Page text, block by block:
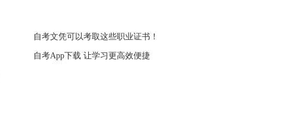
自考文凭可以考取这些职业证书！
自考App下载 让学习更高效便捷